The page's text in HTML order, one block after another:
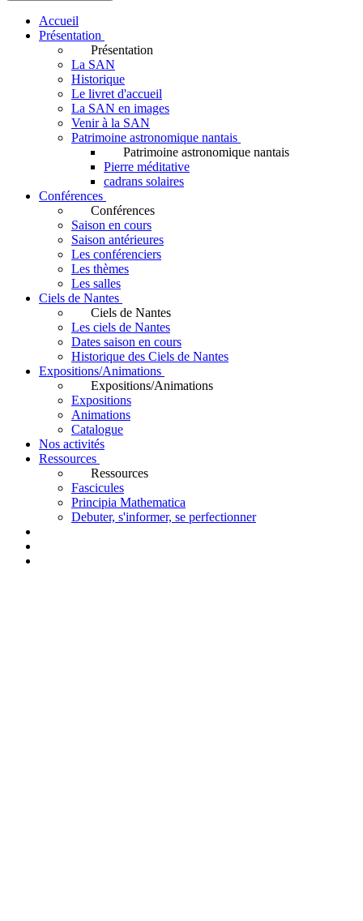
Accueil
Présentation
Présentation
La SAN
Historique
Le livret d'accueil
La SAN en images
Venir à la SAN
Patrimoine astronomique nantais
Patrimoine astronomique nantais
Pierre méditative
cadrans solaires
Conférences
Conférences
Saison en cours
Saison antérieures
Les conférenciers
Les thèmes
Les salles
Ciels de Nantes
Ciels de Nantes
Les ciels de Nantes
Dates saison en cours
Historique des Ciels de Nantes
Expositions/Animations
Expositions/Animations
Expositions
Animations
Catalogue
Nos activités
Ressources
Ressources
Fascicules
Principia Mathematica
Debuter, s'informer, se perfectionner